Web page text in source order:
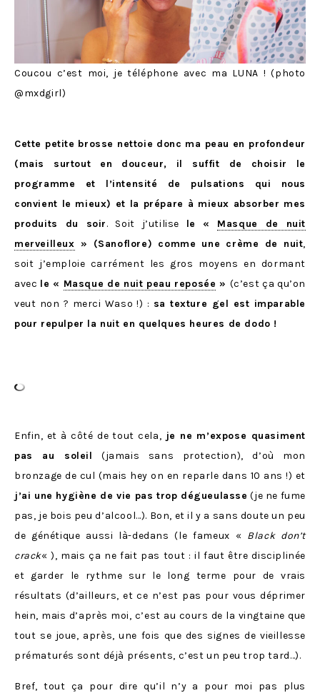
Coucou c’est moi, je téléphone avec ma LUNA ! (photo
@mxdgirl)
Cette petite brosse nettoie donc ma peau en profondeur
(mais surtout en douceur, il suffit de choisir le
programme et l’intensité de pulsations qui nous
convient le mieux) et la prépare à mieux absorber mes
produits du soir. Soit j’utilise le « Masque de nuit
merveilleux » (Sanoflore) comme une crème de nuit,
soit j’emploie carrément les gros moyens en dormant
avec le « Masque de nuit peau reposée » (c’est ça qu’on
veut non ? merci Waso !) : sa texture gel est imparable
pour repulper la nuit en quelques heures de dodo !
Enfin, et à côté de tout cela, je ne m’expose quasiment
pas au soleil (jamais sans protection), d’où mon
bronzage de cul (mais hey on en reparle dans 10 ans !) et
j’ai une hygiène de vie pas trop dégueulasse (je ne fume
pas, je bois peu d’alcool…). Bon, et il y a sans doute un peu
de génétique aussi là-dedans (le fameux « Black don’t
crack« ), mais ça ne fait pas tout : il faut être disciplinée
et garder le rythme sur le long terme pour de vrais
résultats (d’ailleurs, et ce n’est pas pour vous déprimer
hein, mais d’après moi, c’est au cours de la vingtaine que
tout se joue, après, une fois que des signes de vieillesse
prématurés sont déjà présents, c’est un peu trop tard…).
Bref, tout ça pour dire qu’il n’y a pour moi pas plus